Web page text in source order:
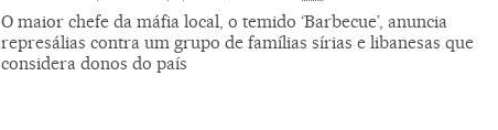
O maior chefe da máfia local, o temido ‘Barbecue’, anuncia
represálias contra um grupo de famílias sírias e libanesas que
considera donos do país